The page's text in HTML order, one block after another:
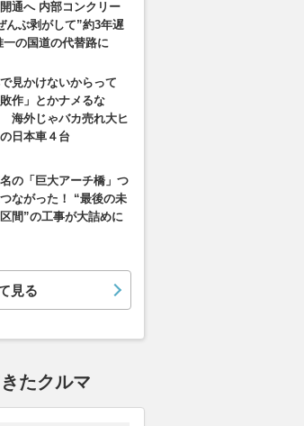
通へ 内部コンクリー
んぶ剥がして”約3年遅
一の国道の代替路に
見かけないからって
敗作」とかナメるな
海外じゃバカ売れ大ヒ
日本車４台
の「巨大アーチ橋」つ
ながった！ “最後の未
間”の工事が大詰めに
見る
たクルマ